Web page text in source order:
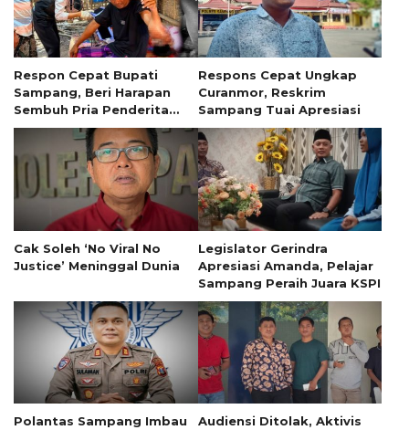
Respon Cepat Bupati
Sampang, Beri Harapan
Sembuh Pria Penderita
Tumor 13 Tahun
Respons Cepat Ungkap
Curanmor, Reskrim
Sampang Tuai Apresiasi
Cak Soleh ‘No Viral No
Justice’ Meninggal Dunia
Legislator Gerindra
Apresiasi Amanda, Pelajar
Sampang Peraih Juara KSPI
Polantas Sampang Imbau
Audiensi Ditolak, Aktivis